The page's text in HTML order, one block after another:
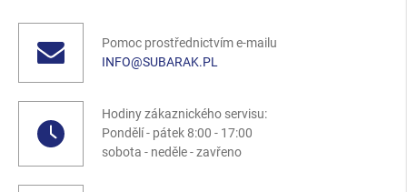
Pomoc prostřednictvím e-mailu
INFO@SUBARAK.PL
Hodiny zákaznického servisu:
Pondělí - pátek 8:00 - 17:00
sobota - neděle - zavřeno